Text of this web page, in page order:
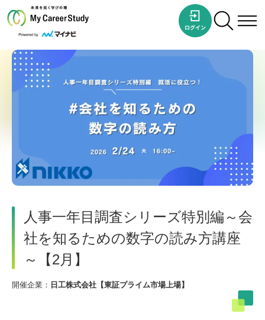
人事一年目調査シリーズ特別編～会
社を知るための数字の読み方講座
～【2月】
開催企業： 日工株式会社【東証プライム市場上場】